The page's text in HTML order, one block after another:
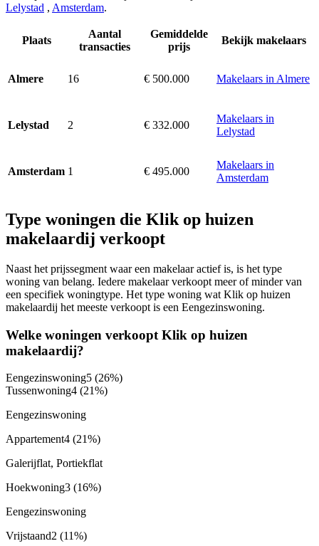
Lelystad , Amsterdam.
Plaats
Aantal
transacties
Gemiddelde
prijs
Bekijk makelaars
Almere 16 € 500.000 Makelaars in Almere
Lelystad 2 € 332.000
Makelaars in
Lelystad
Amsterdam 1 € 495.000
Makelaars in
Amsterdam
Type woningen die Klik op huizen
makelaardij verkoopt
Naast het prijssegment waar een makelaar actief is, is het type
woning van belang. Iedere makelaar verkoopt meer of minder van
een specifiek woningtype. Het type woning wat Klik op huizen
makelaardij het meeste verkoopt is een Eengezinswoning.
Welke woningen verkoopt Klik op huizen
makelaardij?
Eengezinswoning5 (26%)
Tussenwoning4 (21%)
Eengezinswoning
Appartement4 (21%)
Galerijflat, Portiekflat
Hoekwoning3 (16%)
Eengezinswoning
Vrijstaand2 (11%)